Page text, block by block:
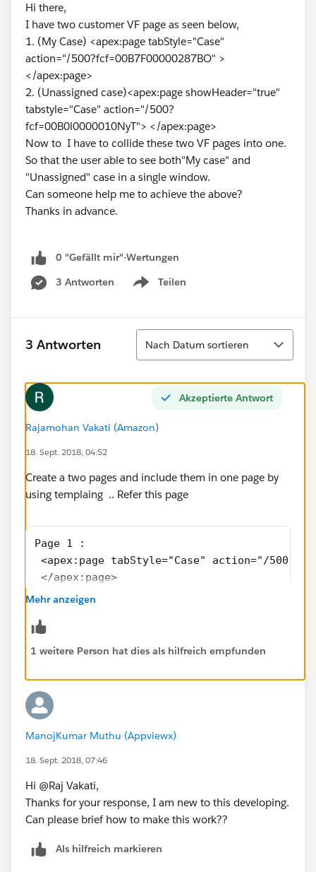
Hi there,
I have two customer VF page as seen below,
1. (My Case) <apex:page tabStyle="Case"
action="/500?fcf=00B7F00000287BO" >
</apex:page>
2. (Unassigned case)<apex:page showHeader="true"
tabstyle="Case" action="/500?
fcf=00B0l0000010NyT"> </apex:page>
Now to I have to collide these two VF pages into one.
So that the user able to see both"My case" and
"Unassigned" case in a single window.
Can someone help me to achieve the above?
Thanks in advance.
0 "Gefällt mir"-Wertungen
3 Antworten
Teilen
Show menu
3 Antworten
Sortieren
Nach Datum sortieren
Akzeptierte Antwort
Rajamohan Vakati (Amazon)
18. Sept. 2018, 04:52
Create a two pages and include them in one page by
using templaing .. Refer this page
Page 1 :
<apex:page tabStyle="Case" action="/
</apex:page>
Page 2:
</apex:page>
final Page
<apex:include name="page1"/>
<apex:include name="page2"/>
</apex:page>
Mehr anzeigen
1 weitere Person hat dies als hilfreich empfunden
ManojKumar Muthu (Appviewx)
18. Sept. 2018, 07:46
Hi @Raj Vakati,
Thanks for your response, I am new to this developing.
Can please brief how to make this work??
Als hilfreich markieren